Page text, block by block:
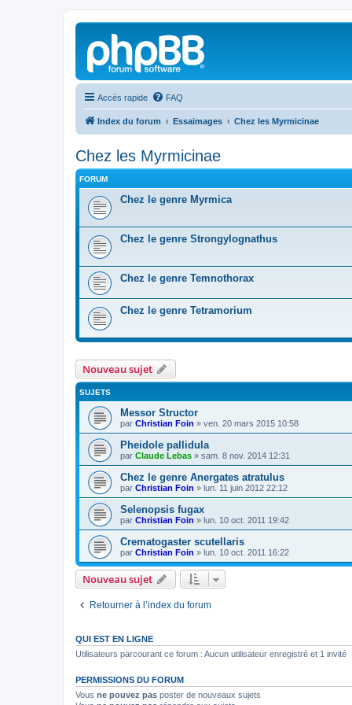
Accès rapide FAQ
Index du forum Essaimages Chez les Myrmicinae
Chez les Myrmicinae
FORUM
Chez le genre Myrmica
Chez le genre Strongylognathus
Chez le genre Temnothorax
Chez le genre Tetramorium
Nouveau sujet
SUJETS
Messor Structor
par Christian Foin » ven. 20 mars 2015 10:58
Pheidole pallidula
par Claude Lebas » sam. 8 nov. 2014 12:31
Chez le genre Anergates atratulus
par Christian Foin » lun. 11 juin 2012 22:12
Selenopsis fugax
par Christian Foin » lun. 10 oct. 2011 19:42
Crematogaster scutellaris
par Christian Foin » lun. 10 oct. 2011 16:22
Nouveau sujet
Retourner à l’index du forum
QUI EST EN LIGNE
Utilisateurs parcourant ce forum : Aucun utilisateur enregistré et 1 invité
PERMISSIONS DU FORUM
Vous ne pouvez pas poster de nouveaux sujets